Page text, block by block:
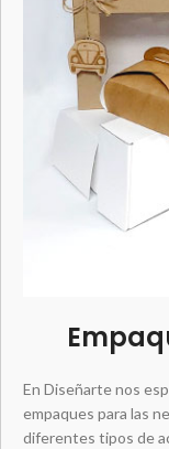
En Diseñarte nos
empaques para las
diferentes tipos de